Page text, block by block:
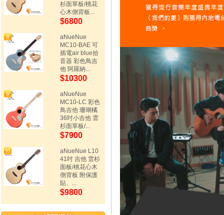
杉面單板/桃花
心木側背板...
$6800
aNueNue
MC10-BAE 可
插電air blue拾
音器 彩色鳥吉
他 阿羅納...
$10300
aNueNue
MC10-LC 彩色
鳥吉他 珊瑚橘
36吋小吉他 雲
杉面單板/...
$7900
aNueNue L10
41吋 吉他 雲杉
面板/桃花心木
側背板 附保護
貼、...
$9800